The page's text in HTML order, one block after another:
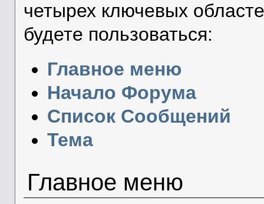
четырех ключевых
будете пользоваться:
Главное меню
Начало Форума
Список Сообщений
Тема
Главное меню